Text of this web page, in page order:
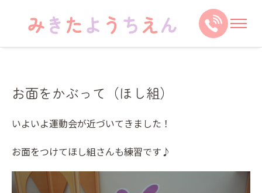
お面をかぶって（ほし組）
いよいよ運動会が近づいてきました！
お面をつけてほし組さんも練習です♪